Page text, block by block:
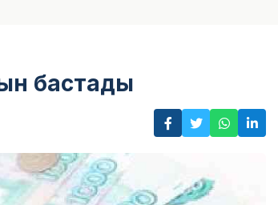
бастады